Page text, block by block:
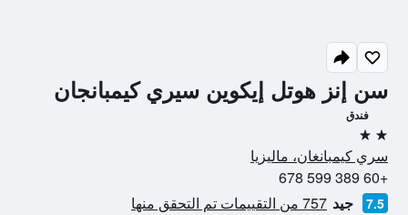
سن إنز هوتل إيكوين سيري كيمبانجان
فندق
2 نجمتين
سري كيمبانغان، ماليزيا
+60 389 599 678
7.5 جيد 757 من التقييمات تم التحقق منها